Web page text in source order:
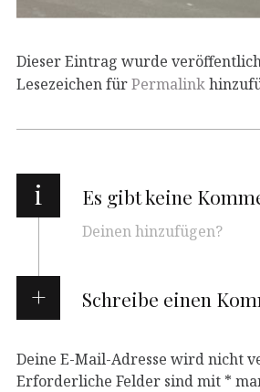
Dieser Eintrag wurde
Lesezeichen fürPermalink
i Es gibt keine
Deinen hinzufügen?
Schreibe einen
Deine E-Mail-Adresse wird nicht
Erforderliche Felder sind mit *